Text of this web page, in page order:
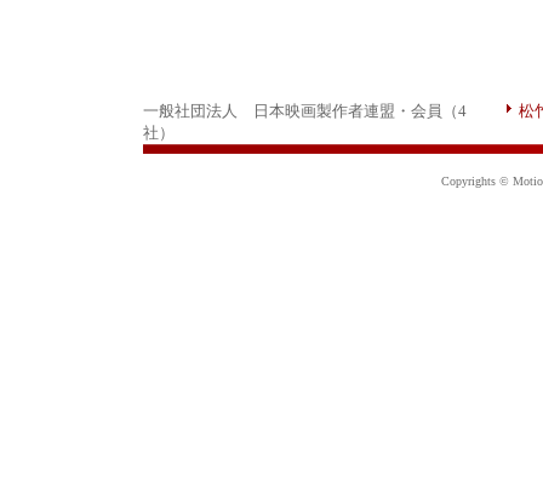
一般社団法人 日本映画製作者連盟・会員（4
社）
松
Copyrights ©